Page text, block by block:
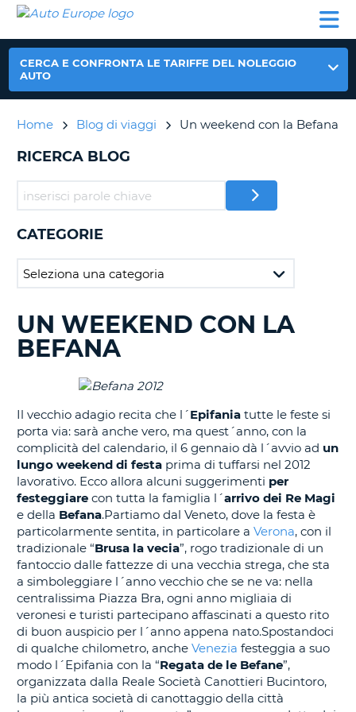
NOLEGGIO
NOLEGGIO
AUTO
EUROPE
NOLEGGIO
CAMPER
PARTNER
AIUTO
IL
PRENOTAZIONE
CERCA E CONFRONTA LE TARIFFE DEL NOLEGGIO
AUTO
Home Blog di viaggi Un weekend con la Befana
RICERCA BLOG
CATEGORIE
RICERCA
BLOG
IN
CORSO......
UN WEEKEND CON LA
BEFANA
Il vecchio adagio recita che l´Epifania tutte le feste si
porta via: sarà anche vero, ma quest´anno, con la
complicità del calendario, il 6 gennaio dà l´avvio ad un
lungo weekend di festa prima di tuffarsi nel 2012
lavorativo. Ecco allora alcuni suggerimenti per
festeggiare con tutta la famiglia l´arrivo dei Re Magi
e della Befana.Partiamo dal Veneto, dove la festa è
particolarmente sentita, in particolare a Verona, con il
tradizionale “Brusa la vecia”, rogo tradizionale di un
fantoccio dalle fattezze di una vecchia strega, che sta
a simboleggiare l´anno vecchio che se ne va: nella
centralissima Piazza Bra, ogni anno migliaia di
veronesi e turisti partecipano affascinati a questo rito
di buon auspicio per l´anno appena nato.Spostandoci
di qualche chilometro, anche Venezia festeggia a suo
modo l´Epifania con la “Regata de le Befane”,
organizzata dalla Reale Società Canottieri Bucintoro,
la più antica società di canottaggio della città